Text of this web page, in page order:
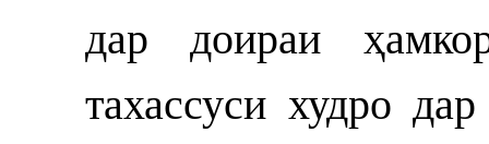
дар доираи
тахассуси худро